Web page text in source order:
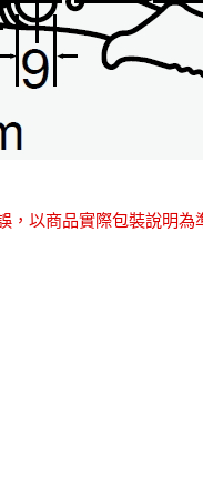
，以商品實際包裝說明為